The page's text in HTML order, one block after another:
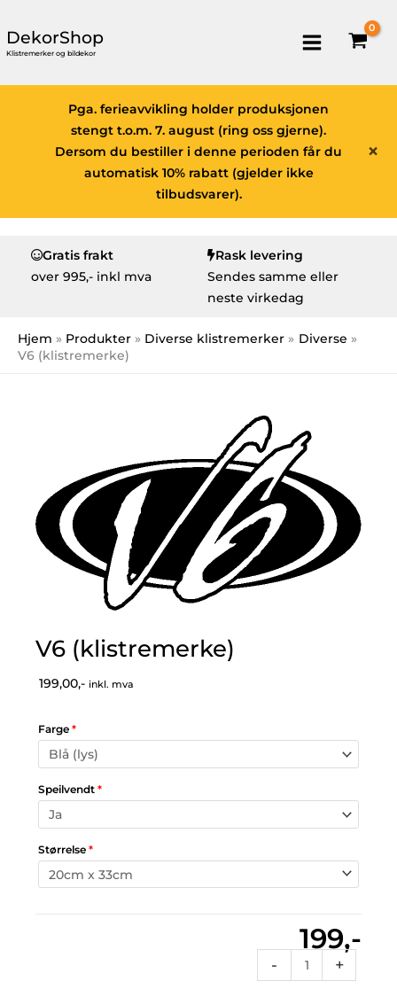
DekorShop
Klistremerker og bildekor
×
Pga. ferieavvikling holder produksjonen
stengt t.o.m. 7. august (ring oss gjerne).
Dersom du bestiller i denne perioden får du
automatisk 10% rabatt (gjelder ikke
tilbudsvarer).
Gratis frakt
over 995,- inkl mva
Rask levering
Sendes samme eller
neste virkedag
Hjem Produkter Diverse klistremerker
Diverse
V6 (klistremerke)
V6 (klistremerke)
199,00,- inkl. mva
Farge *
Speilvendt *
Størrelse *
199,-
-
(klistremerke)
+